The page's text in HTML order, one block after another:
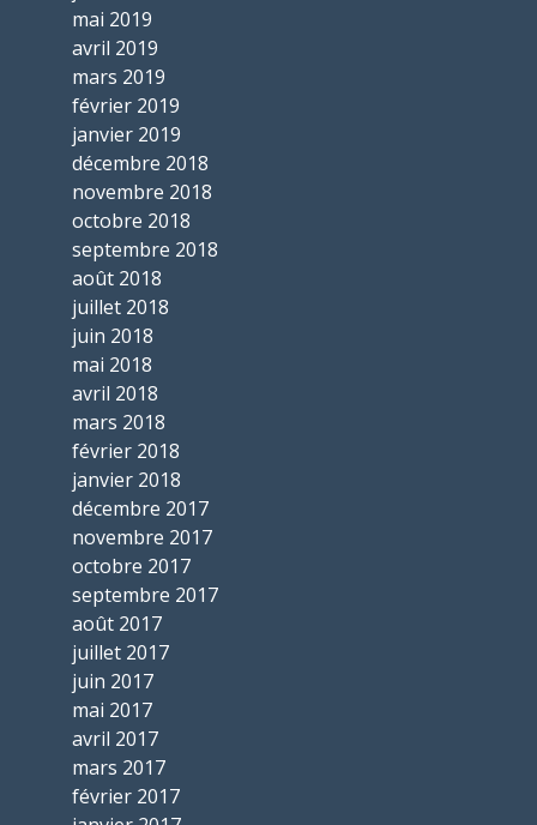
mai 2019
avril 2019
mars 2019
février 2019
janvier 2019
décembre 2018
novembre 2018
octobre 2018
septembre 2018
août 2018
juillet 2018
juin 2018
mai 2018
avril 2018
mars 2018
février 2018
janvier 2018
décembre 2017
novembre 2017
octobre 2017
septembre 2017
août 2017
juillet 2017
juin 2017
mai 2017
avril 2017
mars 2017
février 2017